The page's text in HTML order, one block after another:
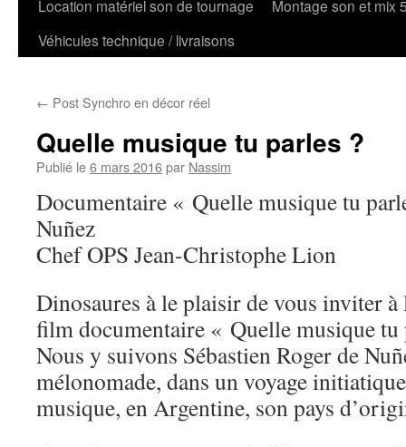
Location matériel son de tournage
Montage son et mix
Véhicules technique / livraisons
← Post Synchro en décor réel
Quelle musique tu parles ?
Publié le6 mars 2016par Nassim
Documentaire « Quelle musique tu
Nuñez
Chef OPS Jean-Christophe Lion
Dinosaures à le plaisir de vous inviter à
film documentaire « Quelle musique tu
Nous y suivons Sébastien Roger de
mélonomade, dans un voyage
musique, en Argentine, son pays